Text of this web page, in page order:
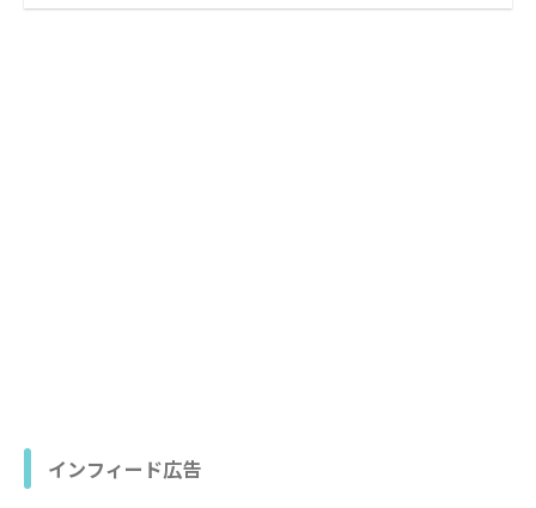
インフィード広告